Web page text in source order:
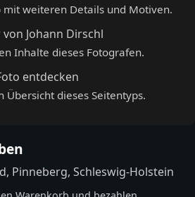
mit weiteren Details und Motiven.
Johann Dirschl
Inhalte dieses Fotografen.
entdecken
Übersicht dieses Seitentyps.
Pinneberg, Schleswig-Holstein